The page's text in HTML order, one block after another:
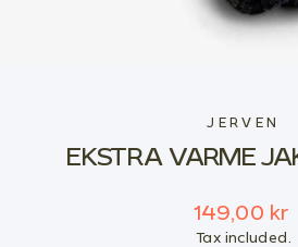
JERVEN
EKSTRA VARME
Regular
price
149,00 kr
Tax included.